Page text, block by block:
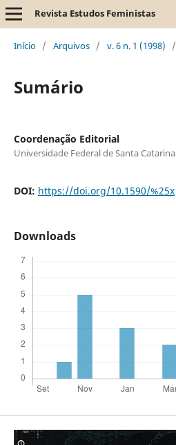
Revista Estudos Feministas
Início / Arquivos / v. 6 n. 1 (1998) /
Sumário
Coordenação Editorial
Universidade Federal de Santa Catarina
DOI: https://doi.org/10.1590/%25x
Downloads